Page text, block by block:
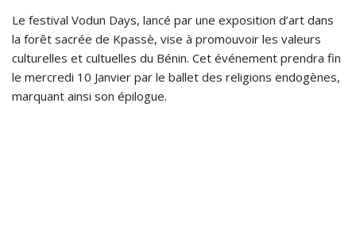
Le festival Vodun Days, lancé par une exposition d’art dans
la forêt sacrée de Kpassè, vise à promouvoir les valeurs
culturelles et cultuelles du Bénin. Cet événement prendra fin
le mercredi 10 Janvier par le ballet des religions endogènes,
marquant ainsi son épilogue.